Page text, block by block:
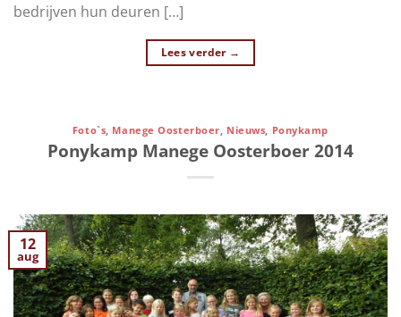
bedrijven hun deuren […]
Lees verder →
Foto`s, Manege Oosterboer, Nieuws, Ponykamp
Ponykamp Manege Oosterboer 2014
12
aug